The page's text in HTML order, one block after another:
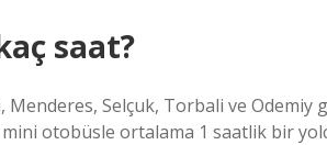
saat?
Menderes, Selçuk, Torbali ve
otobüsle ortalama 1 saatlik bir